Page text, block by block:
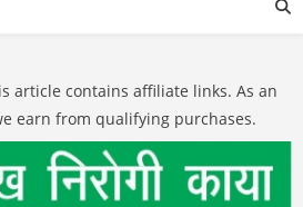
article contains affiliate links. As an
earn from qualifying purchases.